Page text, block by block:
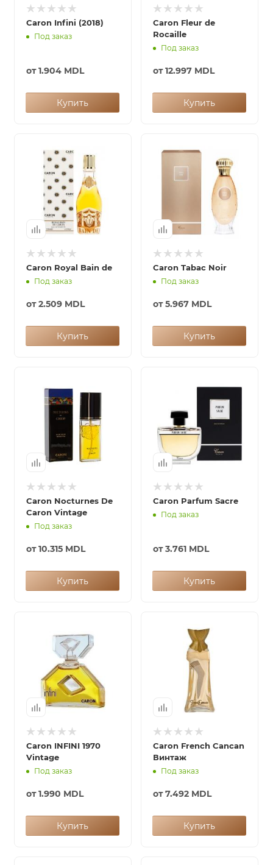
Caron Infini (2018)
Под заказ
от1.904 MDL
Купить
Caron Fleur de
Rocaille
Под заказ
от12.997 MDL
Купить
Caron Royal Bain de
Под заказ
от2.509 MDL
Купить
Caron Tabac Noir
Под заказ
от5.967 MDL
Купить
Caron Nocturnes De
Caron Vintage
Под заказ
от10.315 MDL
Купить
Caron Parfum Sacre
Под заказ
от3.761 MDL
Купить
Caron INFINI 1970
Vintage
Под заказ
от1.990 MDL
Купить
Caron French Cancan
Винтаж
Под заказ
от7.492 MDL
Купить